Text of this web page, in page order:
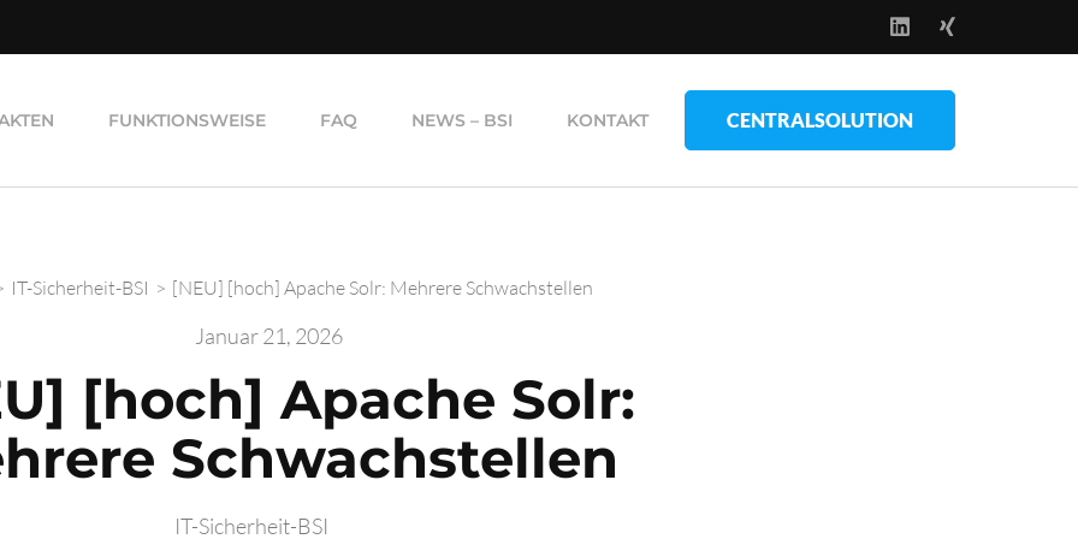
FUNKTIONSWEISE FAQ NEWS – BSI KONTAKT CENTRALSOLUTION
IT-Sicherheit-BSI > [NEU] [hoch] Apache Solr: Mehrere Schwachstellen
Januar 21, 2026
[hoch] Apache Solr:
Schwachstellen
IT-Sicherheit-BSI